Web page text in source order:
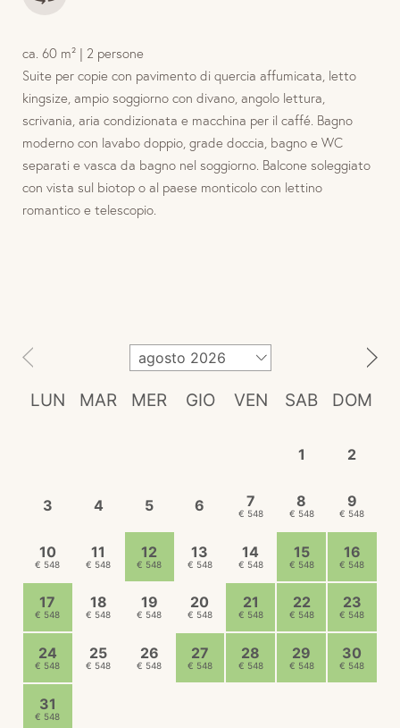
ca. 60 m² | 2 persone
Suite per copie con pavimento di quercia affumicata, letto
kingsize, ampio soggiorno con divano, angolo lettura,
scrivania, aria condizionata e macchina per il caffé. Bagno
moderno con lavabo doppio, grade doccia, bagno e WC
separati e vasca da bagno nel soggiorno. Balcone soleggiato
con vista sul biotop o al paese monticolo con lettino
romantico e telescopio.